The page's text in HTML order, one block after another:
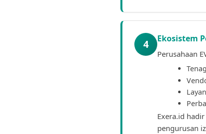
4 Ekosistem
Perusahaan
Exera.id
pengurusan